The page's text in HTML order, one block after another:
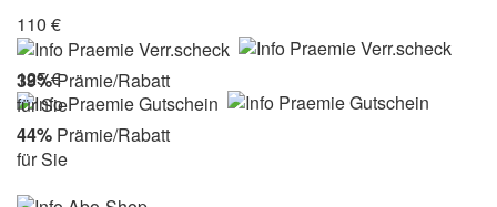
110 €
39%Prämie/Rabatt
für Sie
125 €
44% Prämie/Rabatt
für Sie